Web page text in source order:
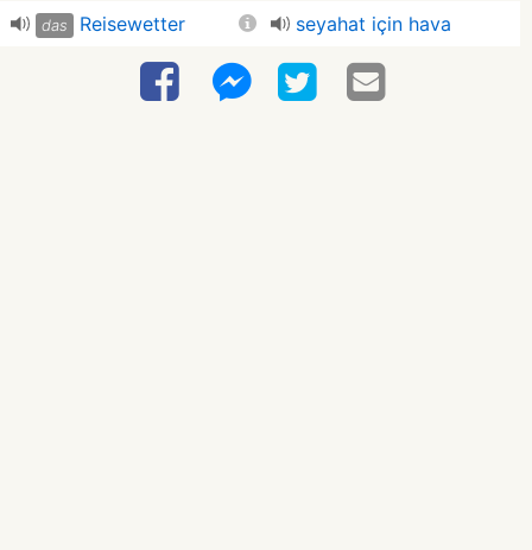
das Reisewetter seyahat için hava